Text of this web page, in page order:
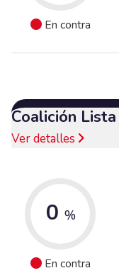
En contra
Coalición
Ver detalles
0 %
En contra